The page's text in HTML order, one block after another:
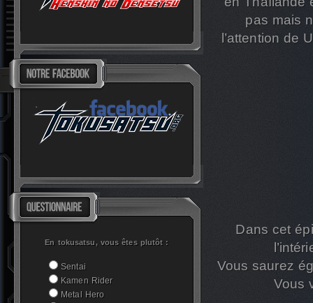
En tokusatsu, vous êtes plutôt :
Sentai
Kamen Rider
Metal Hero
pas mais
l’attention de
Dans cet
Vous saurez
Vous